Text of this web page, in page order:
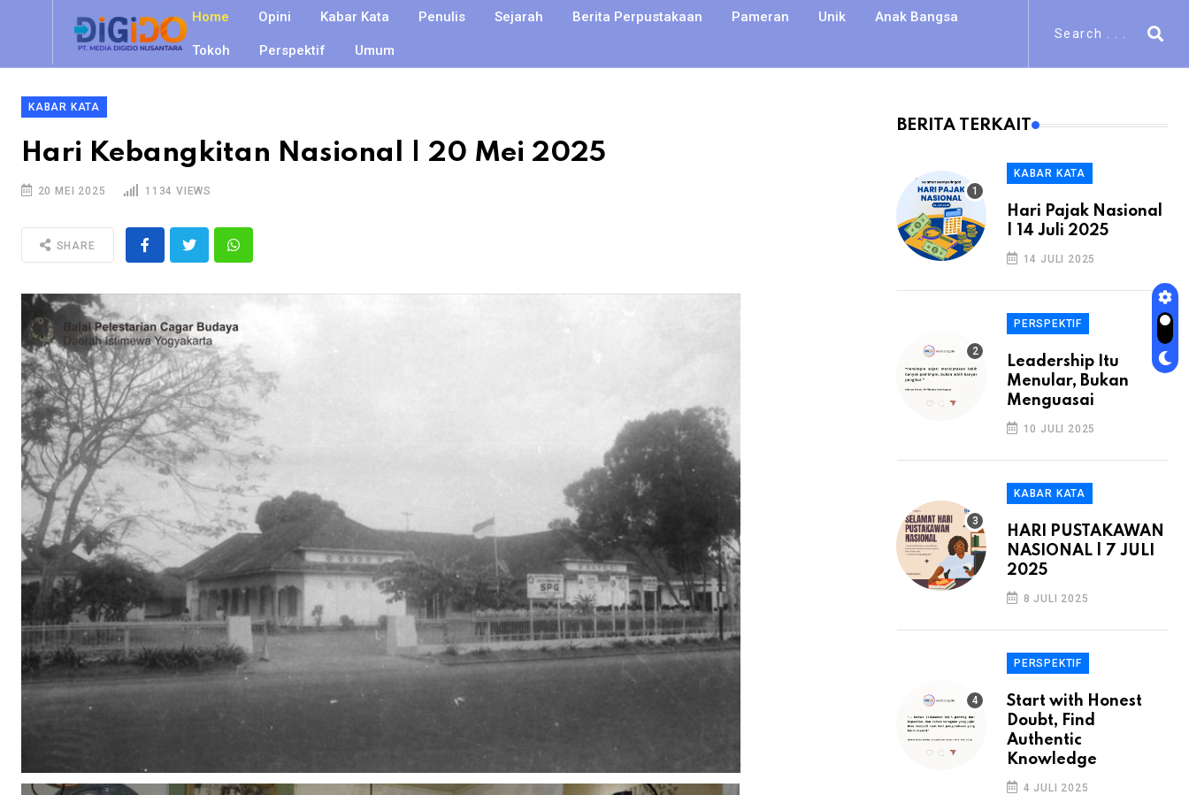
Home Opini Kabar Kata Penulis Sejarah Berita Perpustakaan Pameran Unik Anak Bangsa
Tokoh Perspektif Umum
KABAR KATA
Hari Kebangkitan Nasional | 20 Mei 2025
20 MEI 2025 1134 VIEWS
SHARE
BERITA TERKAIT
KABAR KATA
Hari Pajak Nasional
| 14 Juli 2025
14 JULI 2025
PERSPEKTIF
Leadership Itu
Menular, Bukan
Menguasai
10 JULI 2025
KABAR KATA
HARI PUSTAKAWAN
NASIONAL | 7 JULI
2025
8 JULI 2025
PERSPEKTIF
Start with Honest
Doubt, Find
Authentic
Knowledge
4 JULI 2025